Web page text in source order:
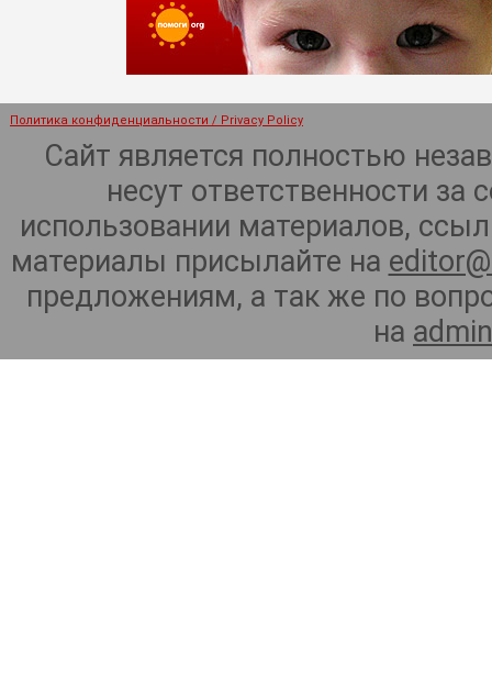
Политика конфиденциальности / Privacy Policy
Сайт является полностью
несут ответственности
использовании материалов,
материалы присылайте на
предложениям, а так же по
на